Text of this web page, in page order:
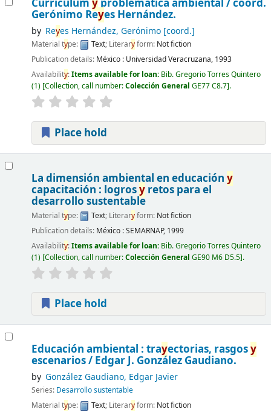
Currículum yproblemática ambiental / coord.
Gerónimo Reyes Hernández.
by Reyes Hernández, Gerónimo[coord.]
Material type: Text; Literaryform: Not fiction
Publication details: México : Universidad Veracruzana, 1993
Availability:Items available for loan: Bib. Gregorio Torres Quintero
(1) Collection, call number:Colección General GE77 C8.7 .
Place hold
La dimensión ambiental en educación y
capacitación : logrosyretos para el
desarrollo sustentable
Material type: Text; Literaryform: Not fiction
Publication details: México :SEMARNAP, 1999
Availability:Items available for loan: Bib. Gregorio Torres Quintero
(1) Collection, call number:Colección General GE90 M6 D5.5 .
Place hold
Educación ambiental : trayectorias, rasgosy
escenarios / Edgar J. González Gaudiano.
by González Gaudiano, Edgar Javier
Series: Desarrollo sustentable
Material type: Text; Literaryform: Not fiction